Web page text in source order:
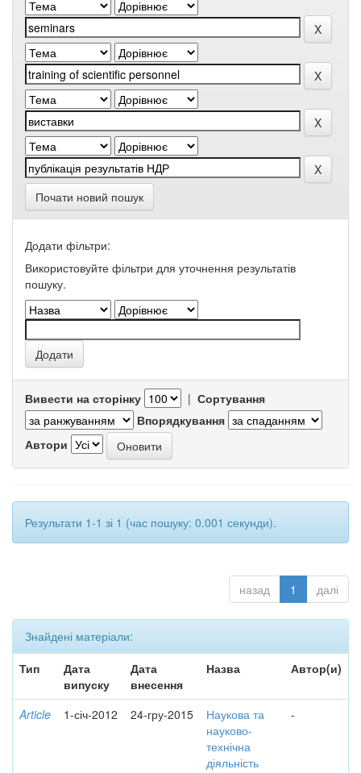
Почати новий пошук
Додати фільтри:
Використовуйте фільтри для уточнення результатів
пошуку.
Вивести на сторінку | Сортування
Впорядкування
Автори
Результати 1-1 зі 1 (час пошуку: 0.001 секунди).
назад 1 далі
Знайдені матеріали:
Тип
Дата
випуску
Дата
внесення
Назва Автор(и)
Article 1-січ-2012 24-гру-2015
Наукова та
науково-
технічна
діяльність
-